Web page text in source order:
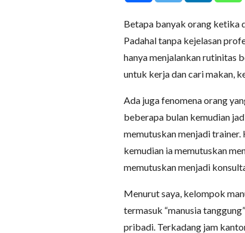
Betapa banyak orang ketika
Padahal tanpa kejelasan
hanya menjalankan rutinitas
untuk kerja dan cari makan,
Ada juga fenomena orang
beberapa bulan kemudian
memutuskan menjadi
kemudian ia memutuskan
memutuskan menjadi
Menurut saya, kelompok
termasuk “manusia
pribadi. Terkadang jam